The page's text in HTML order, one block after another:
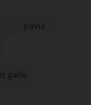
pavia
gallo